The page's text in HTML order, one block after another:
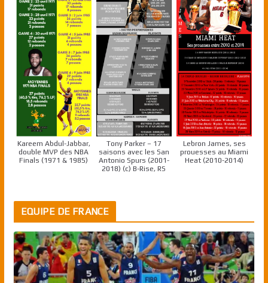
Kareem Abdul-Jabbar,
double MVP des NBA
Finals (1971 & 1985)
Tony Parker – 17
saisons avec les San
Antonio Spurs (2001-
2018) (c) B-Rise, RS
Lebron James, ses
prouesses au Miami
Heat (2010-2014)
EQUIPE DE FRANCE